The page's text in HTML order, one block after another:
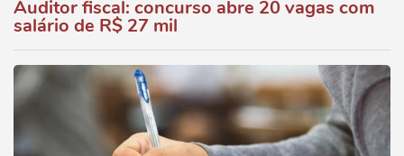
Auditor fiscal: concurso abre 20 vagas com
salário de R$ 27 mil